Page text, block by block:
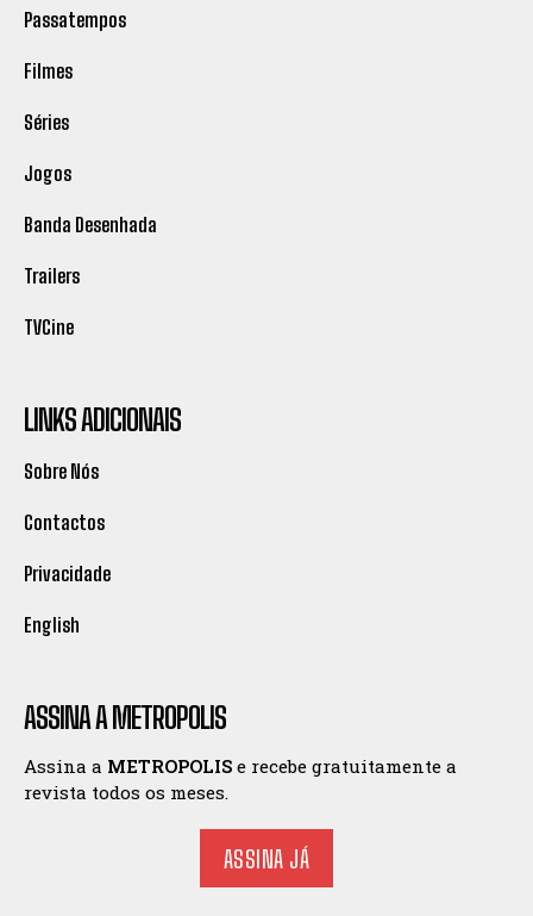
Passatempos
Filmes
Séries
Jogos
Banda Desenhada
Trailers
TVCine
LINKS ADICIONAIS
Sobre Nós
Contactos
Privacidade
English
ASSINA A METROPOLIS
Assina a METROPOLIS e recebe gratuitamente a
revista todos os meses.
ASSINA JÁ